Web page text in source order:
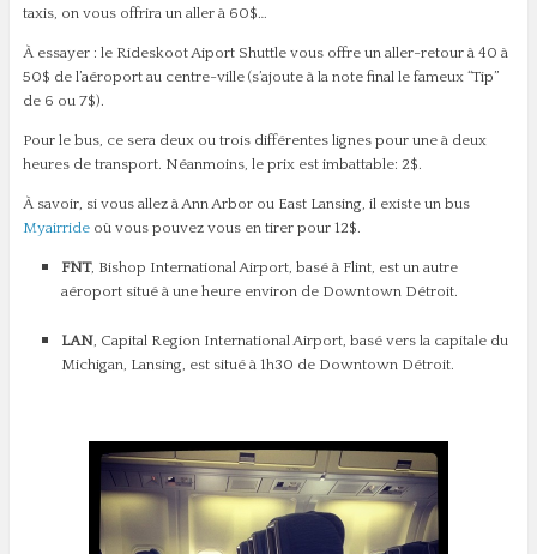
taxis, on vous offrira un aller à 60$…
À essayer : le Rideskoot Aiport Shuttle vous offre un aller-retour à 40 à
50$ de l’aéroport au centre-ville (s’ajoute à la note final le fameux “Tip”
de 6 ou 7$).
Pour le bus, ce sera deux ou trois différentes lignes pour une à deux
heures de transport. Néanmoins, le prix est imbattable: 2$.
À savoir, si vous allez à Ann Arbor ou East Lansing, il existe un bus
Myairrideoù vous pouvez vous en tirer pour 12$.
FNT, Bishop International Airport, basé à Flint, est un autre
aéroport situé à une heure environ de Downtown Détroit.
LAN, Capital Region International Airport, basé vers la capitale du
Michigan, Lansing, est situé à 1h30 de Downtown Détroit.